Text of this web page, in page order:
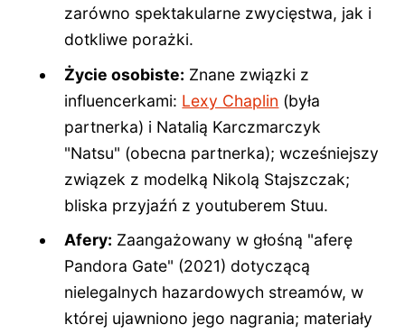
zarówno spektakularne zwycięstwa, jak i
dotkliwe porażki.
Życie osobiste: Znane związki z
influencerkami: Lexy Chaplin (była
partnerka) i Natalią Karczmarczyk
"Natsu" (obecna partnerka); wcześniejszy
związek z modelką Nikolą Stajszczak;
bliska przyjaźń z youtuberem Stuu.
Afery: Zaangażowany w głośną "aferę
Pandora Gate" (2021) dotyczącą
nielegalnych hazardowych streamów, w
której ujawniono jego nagrania; materiały